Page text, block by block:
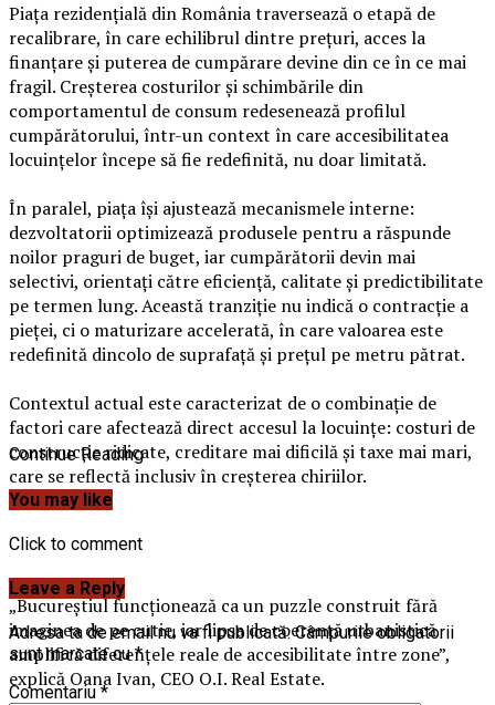
Piața rezidențială din România traversează o etapă de
recalibrare, în care echilibrul dintre prețuri, acces la
finanțare și puterea de cumpărare devine din ce în ce mai
fragil. Creșterea costurilor și schimbările din
comportamentul de consum redesenează profilul
cumpărătorului, într-un context în care accesibilitatea
locuințelor începe să fie redefinită, nu doar limitată.
În paralel, piața își ajustează mecanismele interne:
dezvoltatorii optimizează produsele pentru a răspunde
noilor praguri de buget, iar cumpărătorii devin mai
selectivi, orientați către eficiență, calitate și predictibilitate
pe termen lung. Această tranziție nu indică o contracție a
pieței, ci o maturizare accelerată, în care valoarea este
redefinită dincolo de suprafață și prețul pe metru pătrat.
Contextul actual este caracterizat de o combinație de
factori care afectează direct accesul la locuințe: costuri de
construcție ridicate, creditare mai dificilă și taxe mai mari,
care se reflectă inclusiv în creșterea chiriilor.
„Bucureștiul funcționează ca un puzzle construit fără
imaginea de pe cutie, iar lipsa de coerență urbanistică
amplifică diferențele reale de accesibilitate între zone”,
explică Oana Ivan, CEO O.I. Real Estate.
Continue Reading
You may like
Click to comment
Leave a Reply
Adresa ta de email nu va fi publicată. Câmpurile obligatorii
sunt marcate cu*
Comentariu *